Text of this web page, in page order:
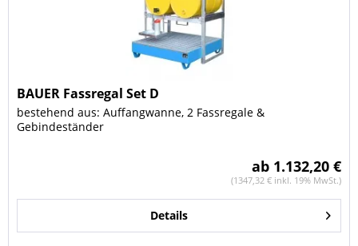
BAUER Fassregal Set D
bestehend aus: Auffangwanne, 2 Fassregale &
Gebindeständer
ab 1.132,20 €
(1347,32 € inkl. 19% MwSt.)
Details